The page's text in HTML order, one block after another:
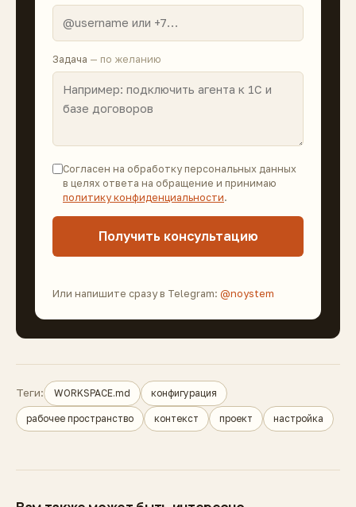
Задача — по желанию
Согласен на обработку персональных данных
в целях ответа на обращение и принимаю
политику конфиденциальности.
Получить консультацию
Или напишите сразу в Telegram: @noystem
Теги: WORKSPACE.md конфигурация
рабочее пространство контекст проект настройка